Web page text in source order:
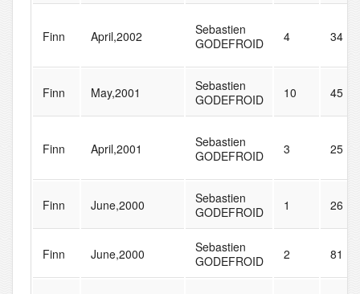
Finn April,2002
Sebastien
GODEFROID
4 34
Finn May,2001
Sebastien
GODEFROID
10 45
Finn April,2001
Sebastien
GODEFROID
3 25
Finn June,2000
Sebastien
GODEFROID
1 26
Finn June,2000
Sebastien
GODEFROID
2 81